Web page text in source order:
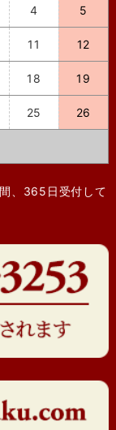
4 5
11 12
18 19
25 26
、365日受付して